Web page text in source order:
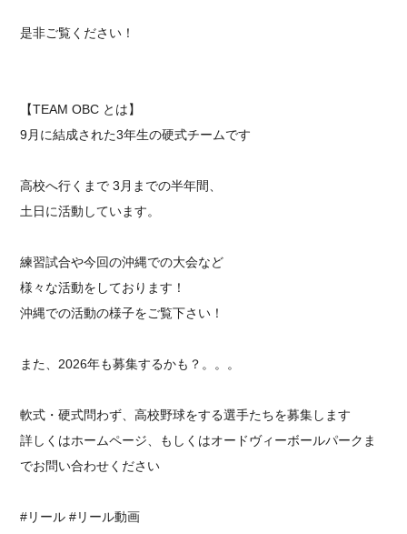
⁡是非ご覧ください！
⁡【TEAM OBC とは】
9月に結成された3年生の硬式チームです
高校へ行くまで 3月までの半年間、
土日に活動しています。
練習試合や今回の沖縄での大会など
様々な活動をしております！
沖縄での活動の様子をご覧下さい！
また、2026年も募集するかも？。。。
軟式・硬式問わず、高校野球をする選手たちを募集します
詳しくはホームページ、もしくはオードヴィーボールパークま
でお問い合わせください
⁡#リール #リール動画⁡